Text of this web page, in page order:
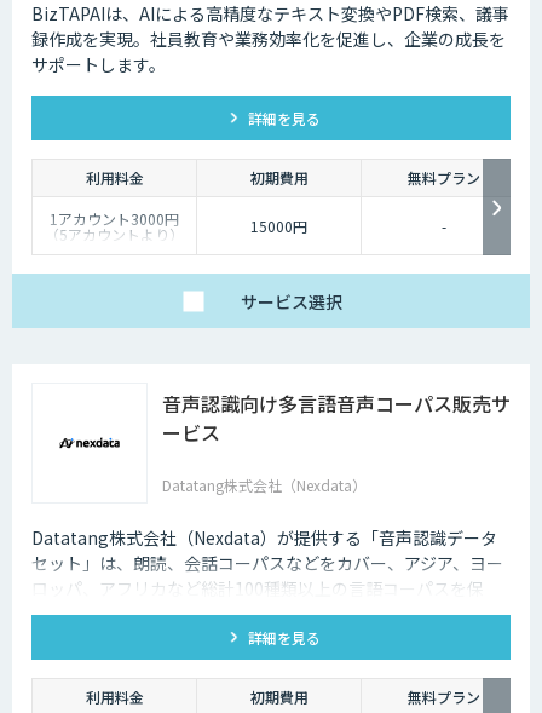
BizTAPAIは、AIによる高精度なテキスト変換やPDF検索、議事
録作成を実現。社員教育や業務効率化を促進し、企業の成長を
サポートします。
詳細を見る
利用料金 初期費用
無料プラン
1アカウント3000円
（5アカウントより） 15000円 -
サービス選択
音声認識向け多言語音声コーパス販売サ
ービス
Datatang株式会社（Nexdata）
Datatang株式会社（Nexdata）が提供する「音声認識データ
セット」は、朗読、会話コーパスなどをカバー、アジア、ヨー
ロッパ、アフリカなど総計100種類以上の言語コーパスを保
有、様々な音声認識・合成タスクに対応可能です。
詳細を見る
利用料金 初期費用 無料プラン